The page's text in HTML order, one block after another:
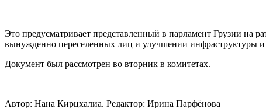
Это предусматривает представленный в парламент Грузии
вынужденно переселенных лиц и улучшении инфраструктуры
Документ был рассмотрен во вторник в комитетах.
Автор: Нана Кирцхалиа. Редактор: Ирина Парфёнова